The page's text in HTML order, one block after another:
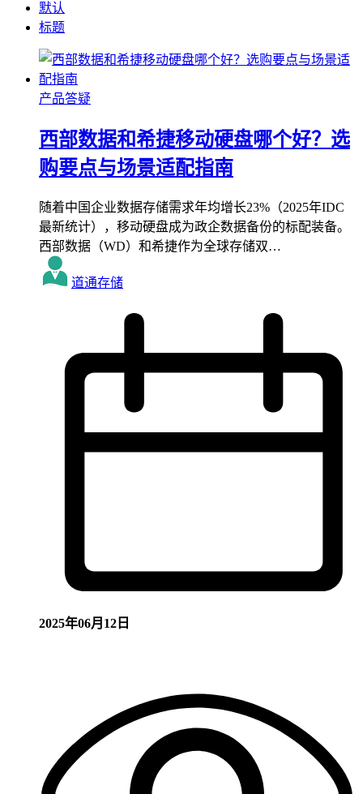
默认
标题
产品答疑
西部数据和希捷移动硬盘哪个好？选
购要点与场景适配指南
随着中国企业数据存储需求年均增长23%（2025年IDC
最新统计），移动硬盘成为政企数据备份的标配装备。
西部数据（WD）和希捷作为全球存储双…
道通存储
2025年06月12日